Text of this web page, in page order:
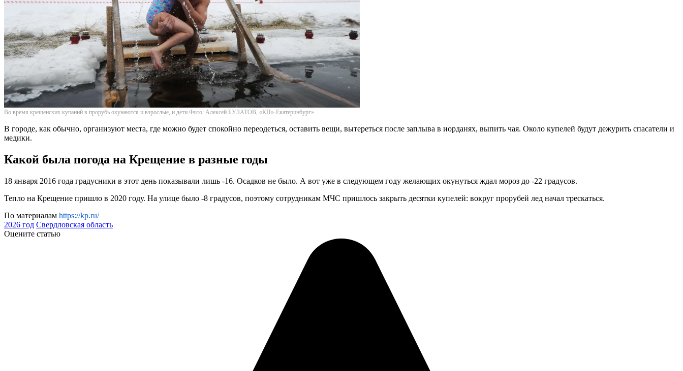
Во время крещенских купаний в прорубь окунаются и взрослые, и дети.Фото: Алексей БУЛАТОВ, «КП»-Екатеринбург»
В городе, как обычно, организуют места, где можно будет спокойно переодеться, оставить вещи, вытереться после заплыва в иорданях, выпить чая. Около купелей будут дежурить спасатели и
медики.
Какой была погода на Крещение в разные годы
18 января 2016 года градусники в этот день показывали лишь -16. Осадков не было. А вот уже в следующем году желающих окунуться ждал мороз до -22 градусов.
Тепло на Крещение пришло в 2020 году. На улице было -8 градусов, поэтому сотрудникам МЧС пришлось закрыть десятки купелей: вокруг прорубей лед начал трескаться.
По материалам https://kp.ru/
2026 год Свердловская область
Оцените статью